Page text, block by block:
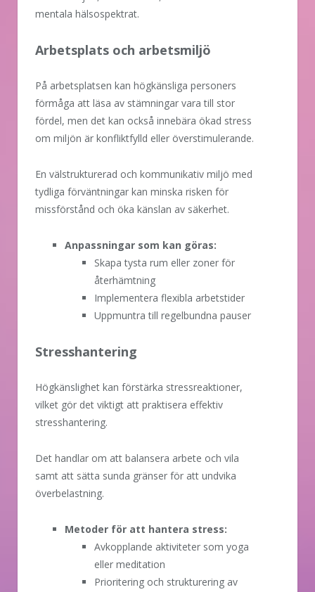
mentala hälsospektrat.
Arbetsplats och arbetsmiljö
På arbetsplatsen kan högkänsliga personers
förmåga att läsa av stämningar vara till stor
fördel, men det kan också innebära ökad stress
om miljön är konfliktfylld eller överstimulerande.
En välstrukturerad och kommunikativ miljö med
tydliga förväntningar kan minska risken för
missförstånd och öka känslan av säkerhet.
Anpassningar som kan göras:
Skapa tysta rum eller zoner för
återhämtning
Implementera flexibla arbetstider
Uppmuntra till regelbundna pauser
Stresshantering
Högkänslighet kan förstärka stressreaktioner,
vilket gör det viktigt att praktisera effektiv
stresshantering.
Det handlar om att balansera arbete och vila
samt att sätta sunda gränser för att undvika
överbelastning.
Metoder för att hantera stress:
Avkopplande aktiviteter som yoga
eller meditation
Prioritering och strukturering av